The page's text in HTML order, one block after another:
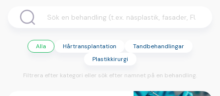
Alla Hårtransplantation
Tandbehandlingar
Plastikkirurgi
Filtrera efter kategori eller sök efter namnet på en behandling.